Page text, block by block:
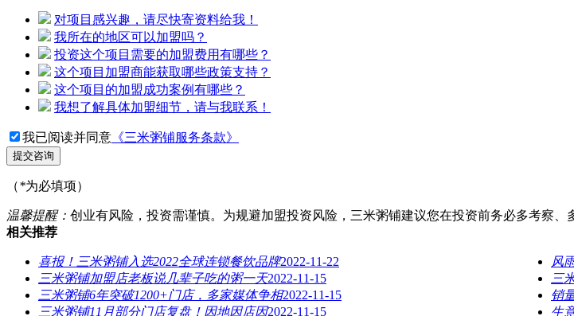
对项目感兴趣，请尽快寄资料给我！
我所在的地区可以加盟吗？
投资这个项目需要的加盟费用有哪些？
这个项目加盟商能获取哪些政策支持？
这个项目的加盟成功案例有哪些？
我想了解具体加盟细节，请与我联系！
我已阅读并同意 《三米粥铺服务条款》
提交咨询
（*为必填项）
温馨提醒： 创业有风险，投资需谨慎。为规避加盟投资风险，三米粥铺建议您在投资前务必多考察、
相关推荐
喜报！三米粥铺入选2022全球连锁餐饮品牌2022-11-22 风
三米粥铺加盟店老板说几辈子吃的粥一天2022-11-15 三
三米粥铺6年突破1200+门店，多家媒体争相2022-11-15 销
三米粥铺11月部分门店复盘！因地因店因2022-11-15 生